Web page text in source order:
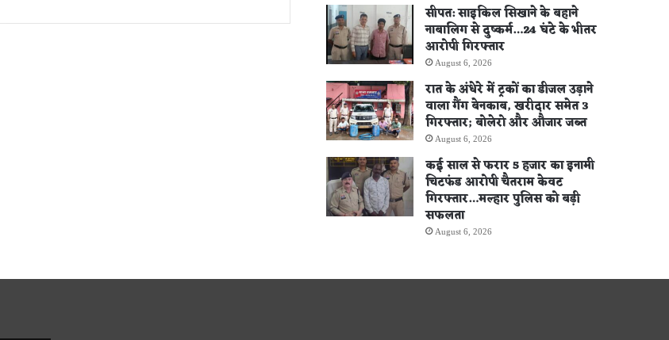
सीपत: साइकिल सिखाने के बहाने
नाबालिग से दुष्कर्म…24 घंटे के भीतर
आरोपी गिरफ्तार
August 6, 2026
रात के अंधेरे में ट्रकों का डीजल उड़ाने
वाला गैंग बेनकाब, खरीदार समेत 3
गिरफ्तार; बोलेरो और औजार जब्त
August 6, 2026
कई साल से फरार 5 हजार का इनामी
चिटफंड आरोपी चैतराम केवट
गिरफ्तार…मल्हार पुलिस को बड़ी
सफलता
August 6, 2026